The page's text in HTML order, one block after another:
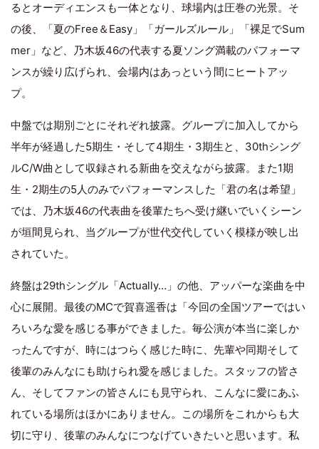
るとオーディエンスも一体となり、球場内は圧巻の光景。そ
の後、「夏のFree＆Easy」「ガールズルール」「裸足でSum
mer」など、乃木坂46の代表する夏ソング満載のパフォーマ
ンスが繰り広げられ、会場内はあっという間にヒートアッ
プ。
中盤では期別ごとにそれぞれ披露。グループに加入してから
半年が経過した5期生・そして4期生・3期生と、30thシング
ルC/W曲として収録される新曲を交えながら披露。また1期
生・2期生の5人のみでパフォーマンスした「君の名は希望」
では、乃木坂46の代表曲を後輩たちへ受け継いでいくシーン
が垣間見られ、当グループが世代交代していく模様が映し出
されていた。
終盤は29thシングル「Actually…」の他、アッパーな楽曲を中
心に展開。最後のMCで賀喜遥香は「今回の全国ツアーではい
ろいろな愛を感じる事ができました。毎公演が本当に楽しか
ったんですが、時にはつらく感じた時に、先輩や同期そして
後輩のみんなにも助けられ愛を感じました。スタッフの皆さ
ん、そしてファンの皆さんにも見守られ、こんなに愛にあふ
れている場所はほかにありません。この場所をこれからも大
切に守り、後輩のみんなにつなげていきたいと思います。私